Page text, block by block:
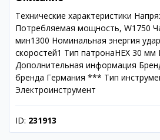
Технические характеристики
Потребляемая мощность, W1750
мин1300 Номинальная энергия
скоростей1 Тип патронаHEX 30 мм
Дополнительная информация
бренда Германия *** Тип
Электроинструмент
ID: 231913